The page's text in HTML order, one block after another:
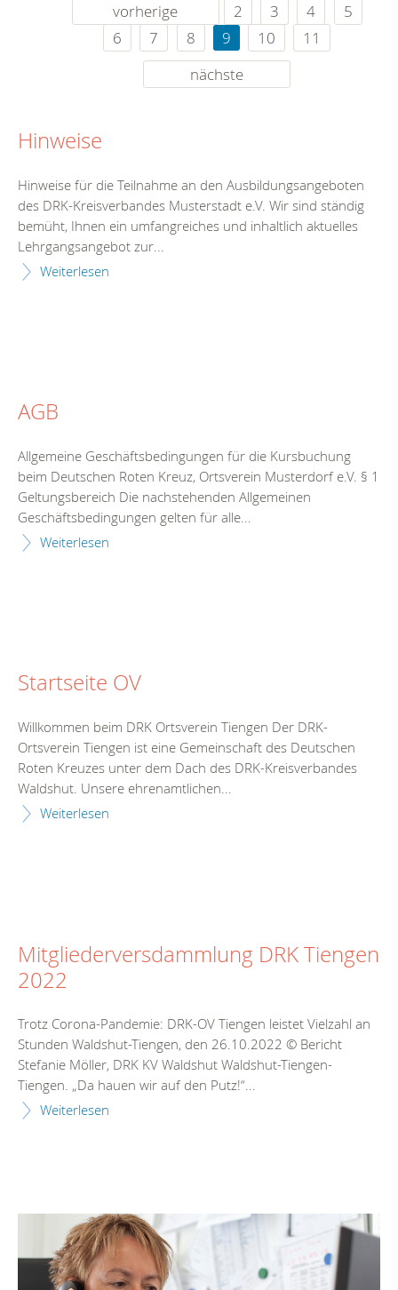
vorherige 2 3 4
5
6
7 8 9 10
11
nächste
Hinweise
Hinweise für die Teilnahme an den Ausbildungsangeboten
des DRK-Kreisverbandes Musterstadt e.V. Wir sind ständig
bemüht, Ihnen ein umfangreiches und inhaltlich aktuelles
Lehrgangsangebot zur...
Weiterlesen
AGB
Allgemeine Geschäftsbedingungen für die Kursbuchung
beim Deutschen Roten Kreuz, Ortsverein Musterdorf e.V. § 1
Geltungsbereich Die nachstehenden Allgemeinen
Geschäftsbedingungen gelten für alle...
Weiterlesen
Startseite OV
Willkommen beim DRK Ortsverein Tiengen Der DRK-
Ortsverein Tiengen ist eine Gemeinschaft des Deutschen
Roten Kreuzes unter dem Dach des DRK-Kreisverbandes
Waldshut. Unsere ehrenamtlichen...
Weiterlesen
Mitgliederversdammlung DRK Tiengen
2022
Trotz Corona-Pandemie: DRK-OV Tiengen leistet Vielzahl an
Stunden Waldshut-Tiengen, den 26.10.2022 © Bericht
Stefanie Möller, DRK KV Waldshut Waldshut-Tiengen-
Tiengen. „Da hauen wir auf den Putz!“...
Weiterlesen